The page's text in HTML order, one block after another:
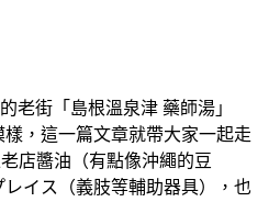
老街「島根溫泉津 藥師湯」
，這一篇文章就帶大家一起走
店醬油（有點像沖繩的豆
イス（義肢等輔助器具），也